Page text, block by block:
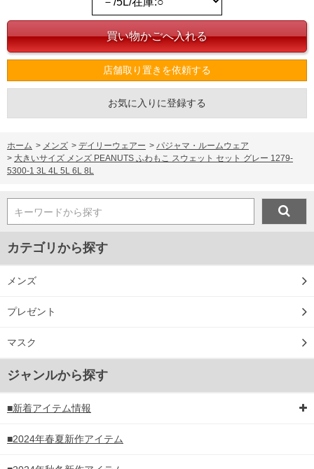
店舗取り置きを依頼する
お気に入りに登録する
ホーム > メンズ > デイリーウェアー > パジャマ・ルームウェア
> 大きいサイズ メンズ PEANUTS ふわもこ スウェット セット グレー 1279-
5300-1 3L 4L 5L 6L 8L
キーワードから探す
カテゴリから探す
メンズ
プレゼント
マスク
ジャンルから探す
■新着アイテム情報
■2024年春夏新作アイテム